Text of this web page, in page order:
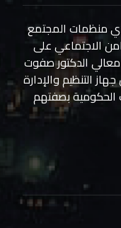
منظمات المجتمع
الاجتماعي على
الدكتور صفوت
التنظيم والإدارة
الحكومية بصفتهم